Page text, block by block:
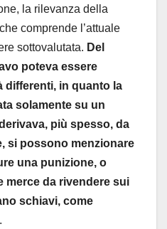
la rilevanza della
comprende l’attuale
sottovalutata. Del
poteva essere
differenti, in quanto la
solamente su un
più spesso, da
si possono menzionare
una punizione, o
merce da rivendere sui
schiavi, come
.